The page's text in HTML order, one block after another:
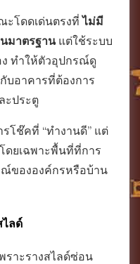
ะโดดเด่นตรงที่ไม่มี
มาตรฐานแต่ใช้ระบบ
ง ทำให้ตัวอุปกรณ์ดู
บอาคารที่ต้องการ
ะประตู
โช๊คที่ “ทำงานดี” แต่
ดยเฉพาะพื้นที่ที่การ
ขององค์กรหรือบ้าน
ลด์
ราะรางสไลด์ซ่อน